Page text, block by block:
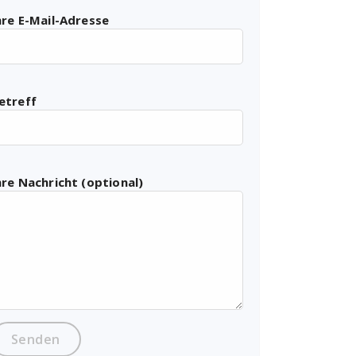
E-Mail-Adresse
Nachricht (optional)